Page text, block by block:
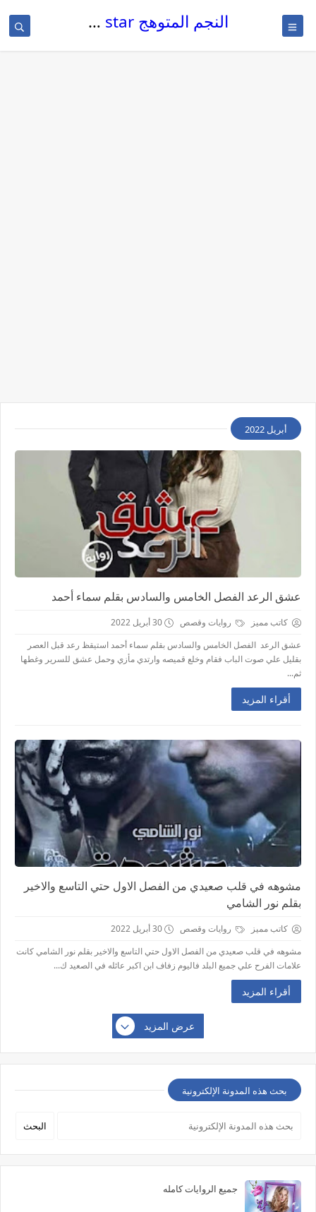
النجم المتوهج The glowing star
أبريل 2022
عشق الرعد الفصل الخامس والسادس بقلم سماء أحمد
كاتب مميز روايات وقصص
30 أبريل 2022
عشق الرعد الفصل الخامس والسادس بقلم سماء أحمد استيقظ رعد قبل العصر
بقليل علي صوت الباب فقام وخلع قميصه وارتدي مأزي وحمل عشق للسرير وغطها
ثم...
أقراء المزيد
مشوهه في قلب صعيدي من الفصل الاول حتي التاسع والاخير
بقلم نور الشامي
كاتب مميز روايات وقصص
30 أبريل 2022
مشوهه في قلب صعيدي من الفصل الاول حتي التاسع والاخير بقلم نور الشامي كانت
علامات الفرح علي جميع البلد فاليوم زفاف ابن اكبر عائله في الصعيد ك...
أقراء المزيد
عرض المزيد
بحث هذه المدونة الإلكترونية
جميع الروايات كامله